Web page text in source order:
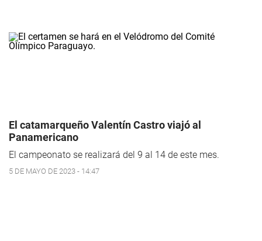
El catamarqueño Valentín Castro viajó al
Panamericano
El campeonato se realizará del 9 al 14 de este mes.
5 DE MAYO DE 2023 - 14:47